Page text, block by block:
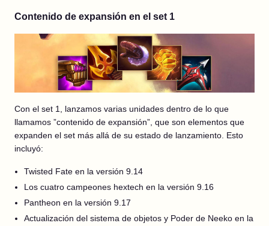
Contenido de expansión en el set 1
Con el set 1, lanzamos varias unidades dentro de lo que
llamamos ”contenido de expansión”, que son elementos que
expanden el set más allá de su estado de lanzamiento. Esto
incluyó:
Twisted Fate en la versión 9.14
Los cuatro campeones hextech en la versión 9.16
Pantheon en la versión 9.17
Actualización del sistema de objetos y Poder de Neeko en la